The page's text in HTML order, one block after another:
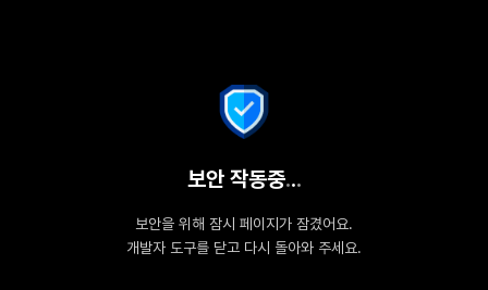
보안 작동중...
보안을 위해 잠시 페이지가 잠겼어요.
개발자 도구를 닫고 다시 돌아와 주세요.